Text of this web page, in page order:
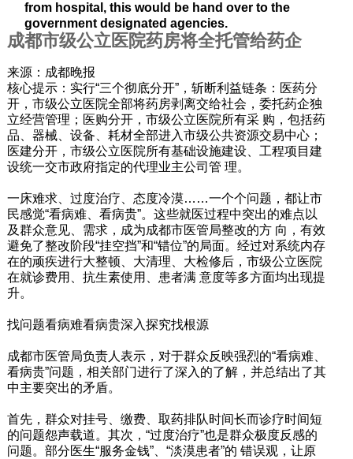
from hospital, this would be hand over to the
government designated agencies.
成都市级公立医院药房将全托管给药企
来源：成都晚报
核心提示：实行“三个彻底分开”，斩断利益链条：医药分
开，市级公立医院全部将药房剥离交给社会，委托药企独
立经营管理；医购分开，市级公立医院所有采 购，包括药
品、器械、设备、耗材全部进入市级公共资源交易中心；
医建分开，市级公立医院所有基础设施建设、工程项目建
设统一交市政府指定的代理业主公司管 理。
一床难求、过度治疗、态度冷漠……一个个问题，都让市
民感觉“看病难、看病贵”。这些就医过程中突出的难点以
及群众意见、需求，成为成都市医管局整改的方 向，有效
避免了整改阶段“挂空挡”和“错位”的局面。经过对系统内存
在的顽疾进行大整顿、大清理、大检修后，市级公立医院
在就诊费用、抗生素使用、患者满 意度等多方面均出现提
升。
找问题看病难看病贵深入探究找根源
成都市医管局负责人表示，对于群众反映强烈的“看病难、
看病贵”问题，相关部门进行了深入的了解，并总结出了其
中主要突出的矛盾。
首先，群众对挂号、缴费、取药排队时间长而诊疗时间短
的问题怨声载道。其次，“过度治疗”也是群众极度反感的
问题。部分医生“服务金钱”、“淡漠患者”的 错误观，让原